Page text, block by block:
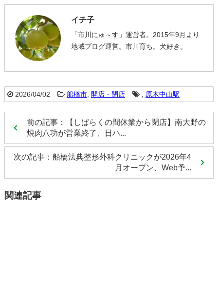
イチ子
「市川にゅ～す」運営者。2015年9月より
地域ブログ運営。市川育ち。犬好き。
2026/04/02 船橋市, 開店・閉店 , 原木中山駅
前の記事：【しばらくの間休業から閉店】南大野の
焼肉八功が営業終了、日ハ...
次の記事：船橋法典整形外科クリニックが2026年4
月オープン、Web予...
関連記事